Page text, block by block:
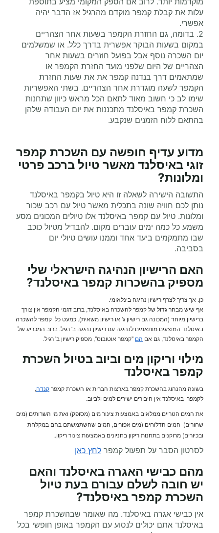
עלות את קבלת קמפר מוקדם מהרגיל אז הדבר יהיה
אפשרי.
2. בדומה, גם החזרת הקמפר בשעות אחר הצהריים
במקום בשעות הבוקר אפשרית בדרך כלל. או שמשלמים
יום השכרה נוסף אבל בפועל חוזרים בשעות אחר
הצהריים של היום שלפני מועד החזרת הקמפר או
שמתאמים דרך בנדנה קמפר את את שעות החזרת
הקמפר לשעה מוגדרת אחר הצהריים. בשתי האפשריות
שימו לב כי חשוב מאוד לתאם הכל מראש כיוון שתחנות
השכרת קמפר באיסלנד מתכננות את יום העבודה שלהן
בהתאם ללוח הזמנים שנקבע.
מדוע עדיף חופשה עם השכרת קמפר
זוגי באיסלנד מאשר טיול ברכב פרטי
ומלונות?
התשובה הישירה לשאלה זו היא טיול בקמפר באיסלנד
נותן לכם חוויה שונה בתכלית מאשר טיול עם רכב שכור
ומלונות. טיול עם קמפר באיסלנד אלו טיולים המכונים מסע
משמע כל כמה ימים עוברים מקום. להבדיל מטיול כוכב
שבו מתמקמים ביעד אחד וממנו עושים טיולי יום
בסביבה.
האם הרישיון הנהיגה הישראלי שלי
מספיק בהשכרות קמפר באיסלנד?
כן. אך צריך לצרף רישיון נהיגה בינלאומי.
אף שיש מבחר גדול של קמפר להשכרה באיסלנד, ברוב דגמי הקמפר אין צורך
ברישיון מיוחד (המכונה גם רישיון ג' או רישיון משאית). כמעט כל קמפר להשכרה
באיסלנד המוצעים מותאמים לנהיגה עם רישיון נהיגה ב' רגיל. ברוב המכריע של
הקמפר באיסלנד, גם אם הם "קמפר אוטובוס", מספיק רישיון ב' רגיל.
מילוי וריקון מים וביוב בטיול השכרת
קמפר באיסלנד
בשונה מהנהוג בהשכרת קמפר בארצות הברית או השכרת קמפרקנדה,
לקמפר באיסלנד אין חיבורים ישירים למים ולביוב.
את המים הטריים ממלאים באמצעות צינור מים (מסופק) ואת מי השרותים (מים
שחורים) המים הדלוחים (מים אפורים, המים שהשתמשתם בהם במקלחת
ובכיורים) מרוקנים בתחנות ריקון בחניונים באמצעות צינור ריקון.
.
לסרטון הסבר על תפעול קמפר לחץ כאן
מהם כבישי האגרה באיסלנד והאם
יש חובה לשלם עבורם בעת טיול
השכרת קמפר באיסלנד?
אין כבישי אגרה באיסלנד. מה שאומר שבהשכרת קמפר
באיסלנד אתם יכולים לנסוע עם הקמפר באופן חופשי בכל